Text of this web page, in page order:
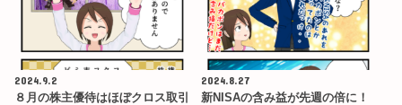
2024.9.2
８月の株主優待はほぼクロス取引
2024.8.27
新NISAの含み益が先週の倍に！